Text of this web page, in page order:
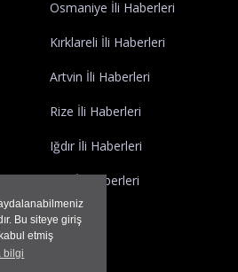
Bu siteye giriş
etmiş
bilgi
Osmaniye İli Haberleri
Kırklareli İli Haberleri
Artvin İli Haberleri
Rize İli Haberleri
Iğdır İli Haberleri
Kilis İli Haberleri